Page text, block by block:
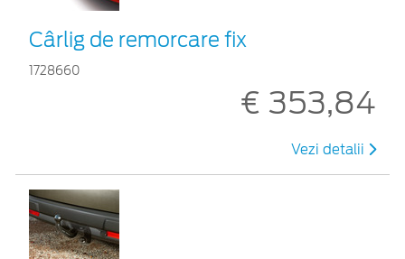
Cârlig de remorcare fix
1728660
€ 353,84
Vezi detalii